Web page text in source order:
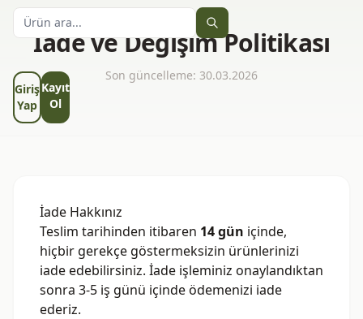
Anasayfa
Dolgulu
Paketler
Zeytin
Giriş
Yap
Kayıt
Ol
İade ve Değişim Politikası
Son güncelleme: 30.03.2026
İade Hakkınız
Teslim tarihinden itibaren 14 gün içinde,
hiçbir gerekçe göstermeksizin ürünlerinizi
iade edebilirsiniz. İade işleminiz onaylandıktan
sonra 3-5 iş günü içinde ödemenizi iade
ederiz.